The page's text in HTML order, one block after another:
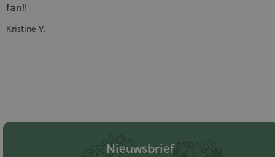
fan!!
Kristine V.
Nieuwsbrief